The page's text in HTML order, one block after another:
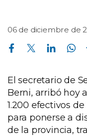
06 de diciembre de
Compartir en Facebook Compartir en Twitter Compartir en Linkedin Compartir en Whatsapp
El secretario de
Berni, arribó hoy
1.200 efectivos
para ponerse a
de la provincia,